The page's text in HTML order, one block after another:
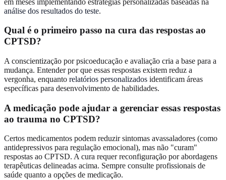
análise dos resultados do teste.
Qual é o primeiro passo na cura das respostas ao
CPTSD?
A conscientização por psicoeducação e avaliação cria a base para a
mudança. Entender por que essas respostas existem reduz a
vergonha, enquanto relatórios personalizados identificam áreas
específicas para desenvolvimento de habilidades.
A medicação pode ajudar a gerenciar essas respostas
ao trauma no CPTSD?
Certos medicamentos podem reduzir sintomas avassaladores (como
antidepressivos para regulação emocional), mas não "curam"
respostas ao CPTSD. A cura requer reconfiguração por abordagens
terapêuticas delineadas acima. Sempre consulte profissionais de
saúde quanto a opções de medicação.